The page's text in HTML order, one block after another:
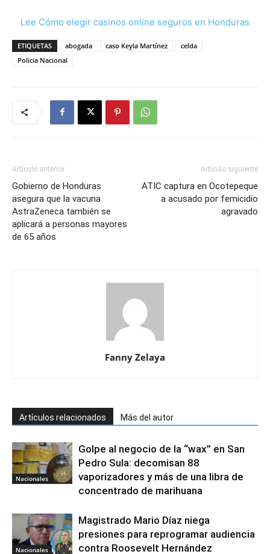
Lee Cómo elegir casinos online seguros en Honduras
ETIQUETAS abogada caso Keyla Martínez
celda
Policia Nacional
Artículo anterior
Gobierno de Honduras
asegura que la vacuna
AstraZeneca también se
aplicará a personas mayores
de 65 años
Artículo siguiente
ATIC captura en Ocotepeque
a acusado por femicidio
agravado
Fanny Zelaya
Artículos relacionados Más del autor
Nacionales
Golpe al negocio de la “wax” en San
Pedro Sula: decomisan 88
vaporizadores y más de una libra de
concentrado de marihuana
Nacionales
Magistrado Mario Díaz niega
presiones para reprogramar audiencia
contra Roosevelt Hernández